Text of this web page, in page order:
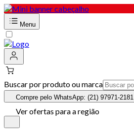
Menu
Buscar por produto ou marca
Compre pelo WhatsApp: (21) 97971-2181
Ver ofertas para a região